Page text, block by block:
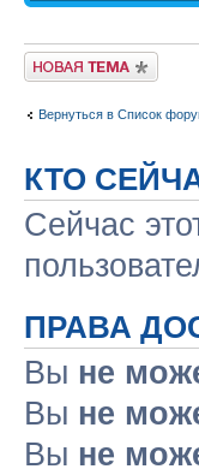
Новая тема
Вернуться в Список
КТО
Сейчас
ПРАВА
Вы не
Вы не
Вы не